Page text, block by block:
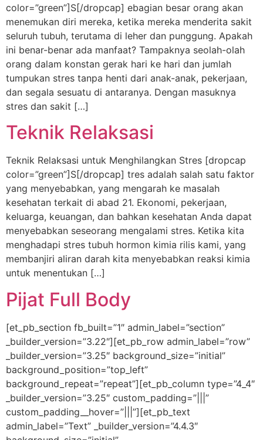
color=”green”]S[/dropcap] ebagian besar orang akan
menemukan diri mereka, ketika mereka menderita sakit
seluruh tubuh, terutama di leher dan punggung. Apakah
ini benar-benar ada manfaat? Tampaknya seolah-olah
orang dalam konstan gerak hari ke hari dan jumlah
tumpukan stres tanpa henti dari anak-anak, pekerjaan,
dan segala sesuatu di antaranya. Dengan masuknya
stres dan sakit […]
Teknik Relaksasi
Teknik Relaksasi untuk Menghilangkan Stres [dropcap
color=”green”]S[/dropcap] tres adalah salah satu faktor
yang menyebabkan, yang mengarah ke masalah
kesehatan terkait di abad 21. Ekonomi, pekerjaan,
keluarga, keuangan, dan bahkan kesehatan Anda dapat
menyebabkan seseorang mengalami stres. Ketika kita
menghadapi stres tubuh hormon kimia rilis kami, yang
membanjiri aliran darah kita menyebabkan reaksi kimia
untuk menentukan […]
Pijat Full Body
[et_pb_section fb_built=”1″ admin_label=”section”
_builder_version=”3.22″][et_pb_row admin_label=”row”
_builder_version=”3.25″ background_size=”initial”
background_position=”top_left”
background_repeat=”repeat”][et_pb_column type=”4_4″
_builder_version=”3.25″ custom_padding=”|||”
custom_padding__hover=”|||”][et_pb_text
admin_label=”Text” _builder_version=”4.4.3″